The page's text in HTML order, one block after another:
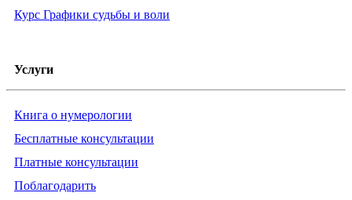
Курс Графики судьбы и воли
Услуги
Книга о нумерологии
Бесплатные консультации
Платные консультации
Поблагодарить